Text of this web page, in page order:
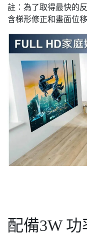
註：為了取得最快的
含梯形修正和畫面位
配備3W